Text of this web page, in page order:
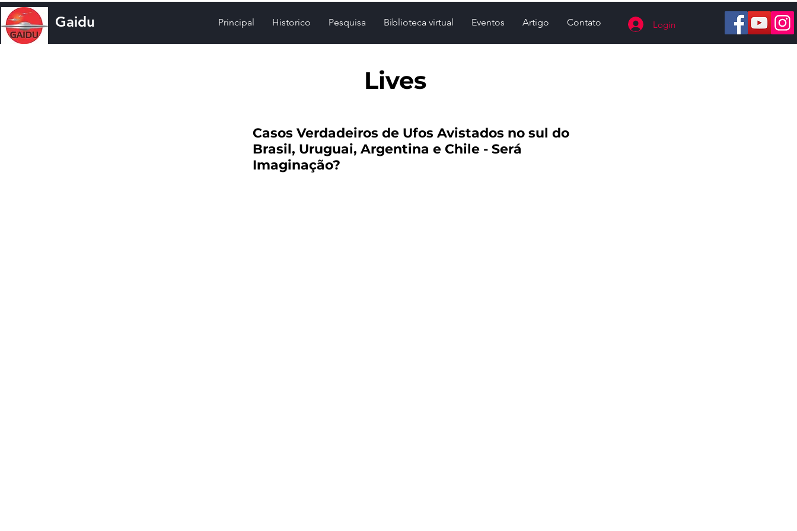
Gaidu Principal Historico Pesquisa Biblioteca virtual Eventos Artigo Contato Login
Lives
Casos Verdadeiros de Ufos Avistados no sul do
Brasil, Uruguai, Argentina e Chile - Será
Imaginação?